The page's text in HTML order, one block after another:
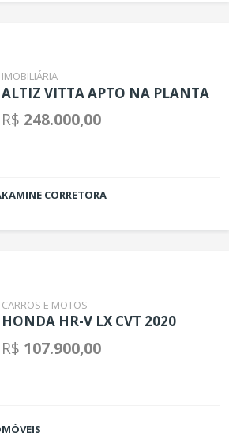
IMOBILIÁRIA
ALTIZ VITTA APTO NA PLANTA
R$ 248.000,00
CORRETORA
CARROS E MOTOS
HONDA HR-V LX CVT 2020
R$ 107.900,00